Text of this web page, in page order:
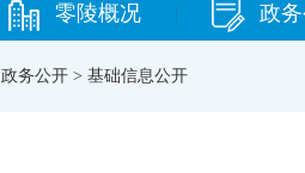
零陵概况 政
政务公开 > 基础信息公开